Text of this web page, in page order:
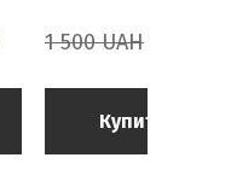
1 500 UAH
Купити зараз